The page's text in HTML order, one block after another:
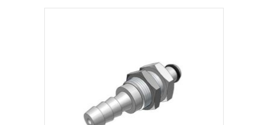
IN DEN WARENKORB